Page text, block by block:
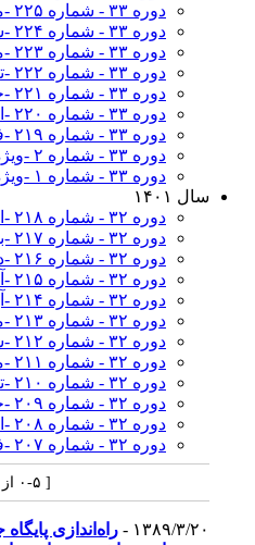
دوره ۳۳ - شماره ۲۲۵ -مهر
دوره ۳۳ - شماره ۲۲۴ -شهریور
دوره ۳۳ - شماره ۲۲۳ -مرداد
دوره ۳۳ - شماره ۲۲۲ -تیر
دوره ۳۳ - شماره ۲۲۱ -خرداد
دوره ۳۳ - شماره ۲۲۰ -اردیبهشت
دوره ۳۳ - شماره ۲۱۹ -فروردین
دوره ۳۳ - شماره ۲ -ویژه‌نامه شماره دو - آذر
دوره ۳۳ - شماره ۱ -ویژه‌نامه شماره یک - آبان
سال ۱۴۰۱
دوره ۳۲ - شماره ۲۱۸ -اسفند
دوره ۳۲ - شماره ۲۱۷ -بهمن
دوره ۳۲ - شماره ۲۱۶ -دی
دوره ۳۲ - شماره ۲۱۵ -آذر
دوره ۳۲ - شماره ۲۱۴ -آبان
دوره ۳۲ - شماره ۲۱۳ -مهر
دوره ۳۲ - شماره ۲۱۲ -شهریور
دوره ۳۲ - شماره ۲۱۱ -مرداد
دوره ۳۲ - شماره ۲۱۰ -تیر
دوره ۳۲ - شماره ۲۰۹ -خرداد
دوره ۳۲ - شماره ۲۰۸ -اردیبهشت
دوره ۳۲ - شماره ۲۰۷ -فروردین
[ ۰-۵ از ۲۸
۱۳۸۹/۳/۲۰ -
راه‌اندازی